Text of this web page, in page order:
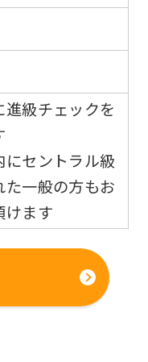
進級チェックを
にセントラル級
た一般の方もお
けます